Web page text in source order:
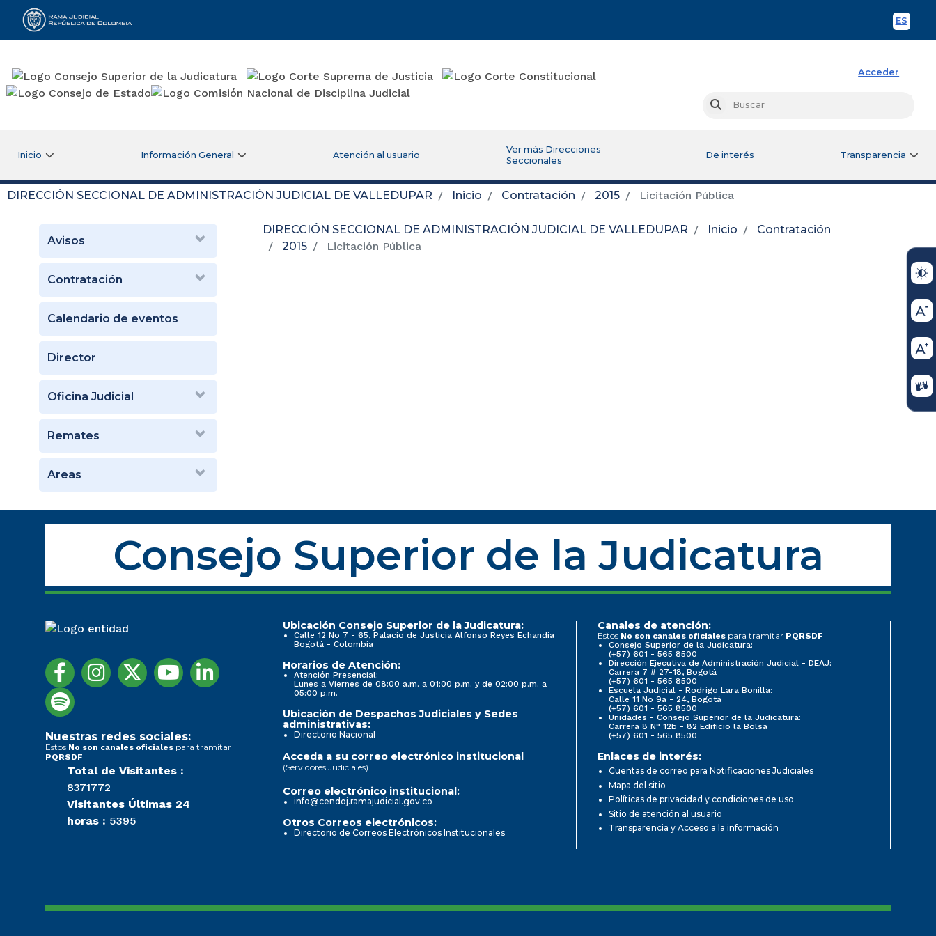
ES
Rama Judicial
Acceder
Buscar
Inicio Información General Atención al usuario
Ver más Direcciones
Seccionales
De interés Transparencia
DIRECCIÓN SECCIONAL DE ADMINISTRACIÓN JUDICIAL DE VALLEDUPAR Inicio Contratación 2015 Licitación Pública
Avisos
Contratación
Calendario de eventos
Director
Oficina Judicial
Remates
Areas
DIRECCIÓN SECCIONAL DE ADMINISTRACIÓN JUDICIAL DE VALLEDUPAR Inicio
Contratación
2015
Licitación Pública
Consejo Superior de la Judicatura
Nuestras redes sociales:
Estos No son canales oficiales para tramitar
PQRSDF
Total de Visitantes :
8371772
Visitantes Últimas 24
horas : 5395
Ubicación Consejo Superior de la Judicatura:
Calle 12 No 7 - 65, Palacio de Justicia Alfonso Reyes Echandía
Bogotá - Colombia
Horarios de Atención:
Atención Presencial:
Lunes a Viernes de 08:00 a.m. a 01:00 p.m. y de 02:00 p.m. a
05:00 p.m.
Ubicación de Despachos Judiciales y Sedes
administrativas:
Directorio Nacional
Canales de atención:
Estos No son canales oficiales para tramitar PQRSDF
Consejo Superior de la Judicatura:
(+57) 601 - 565 8500
Dirección Ejecutiva de Administración Judicial - DEAJ:
Carrera 7 # 27-18, Bogotá
(+57) 601 - 565 8500
Escuela Judicial - Rodrigo Lara Bonilla:
Calle 11 No 9a - 24, Bogotá
(+57) 601 - 565 8500
Unidades - Consejo Superior de la Judicatura:
Carrera 8 N° 12b - 82 Edificio la Bolsa
(+57) 601 - 565 8500
Acceda a su correo electrónico institucional
(Servidores Judiciales)
Correo electrónico institucional:
info@cendoj.ramajudicial.gov.co
Otros Correos electrónicos:
Directorio de Correos Electrónicos Institucionales
Enlaces de interés:
Cuentas de correo para Notificaciones Judiciales
Mapa del sitio
Políticas de privacidad y condiciones de uso
Sitio de atención al usuario
Transparencia y Acceso a la información